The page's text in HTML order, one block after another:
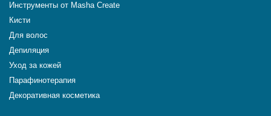
Инструменты от Masha Create
Кисти
Для волос
Депиляция
Уход за кожей
Парафинотерапия
Декоративная косметика